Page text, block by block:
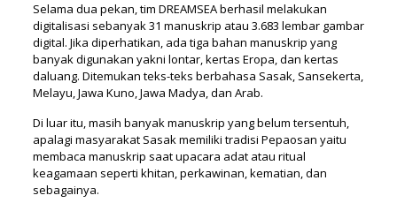
Selama dua pekan, tim DREAMSEA berhasil melakukan
digitalisasi sebanyak 31 manuskrip atau 3.683 lembar gambar
digital. Jika diperhatikan, ada tiga bahan manuskrip yang
banyak digunakan yakni lontar, kertas Eropa, dan kertas
daluang. Ditemukan teks-teks berbahasa Sasak, Sansekerta,
Melayu, Jawa Kuno, Jawa Madya, dan Arab.
Di luar itu, masih banyak manuskrip yang belum tersentuh,
apalagi masyarakat Sasak memiliki tradisi Pepaosan yaitu
membaca manuskrip saat upacara adat atau ritual
keagamaan seperti khitan, perkawinan, kematian, dan
sebagainya.